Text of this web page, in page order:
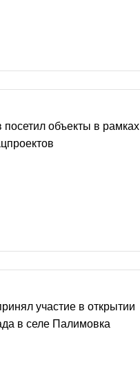
посетил объекты в рамках
участие в открытии
в селе Палимовка